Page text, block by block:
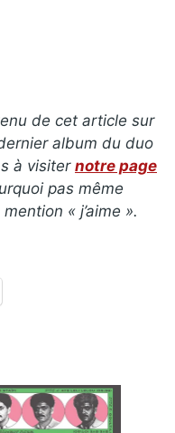
de cet article sur
album du duo
à visiternotre page
pas même
« j’aime ».